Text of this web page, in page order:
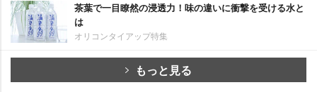
茶葉で一目瞭然の浸透力！味の違いに衝撃を受ける水と
は
オリコンタイアップ特集
もっと見る